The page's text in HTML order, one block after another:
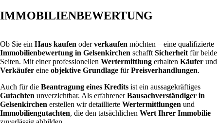
IMMOBILIENBEWERTUNG
Ob Sie ein Haus kaufen oderverkaufen möchten – eine qualifizierte
Immobilienbewertung in Gelsenkirchen schafft Sicherheit für beide
Seiten. Mit einer professionellen Wertermittlung erhalten Käufer und
Verkäufer eine objektive Grundlage fürPreisverhandlungen.
Auch für die Beantragung eines Kredits ist ein aussagekräftiges
Gutachten unverzichtbar. Als erfahrenerBausachverständiger in
Gelsenkirchen erstellen wir detaillierte Wertermittlungen und
Immobiliengutachten, die den tatsächlichen Wert Ihrer Immobilie